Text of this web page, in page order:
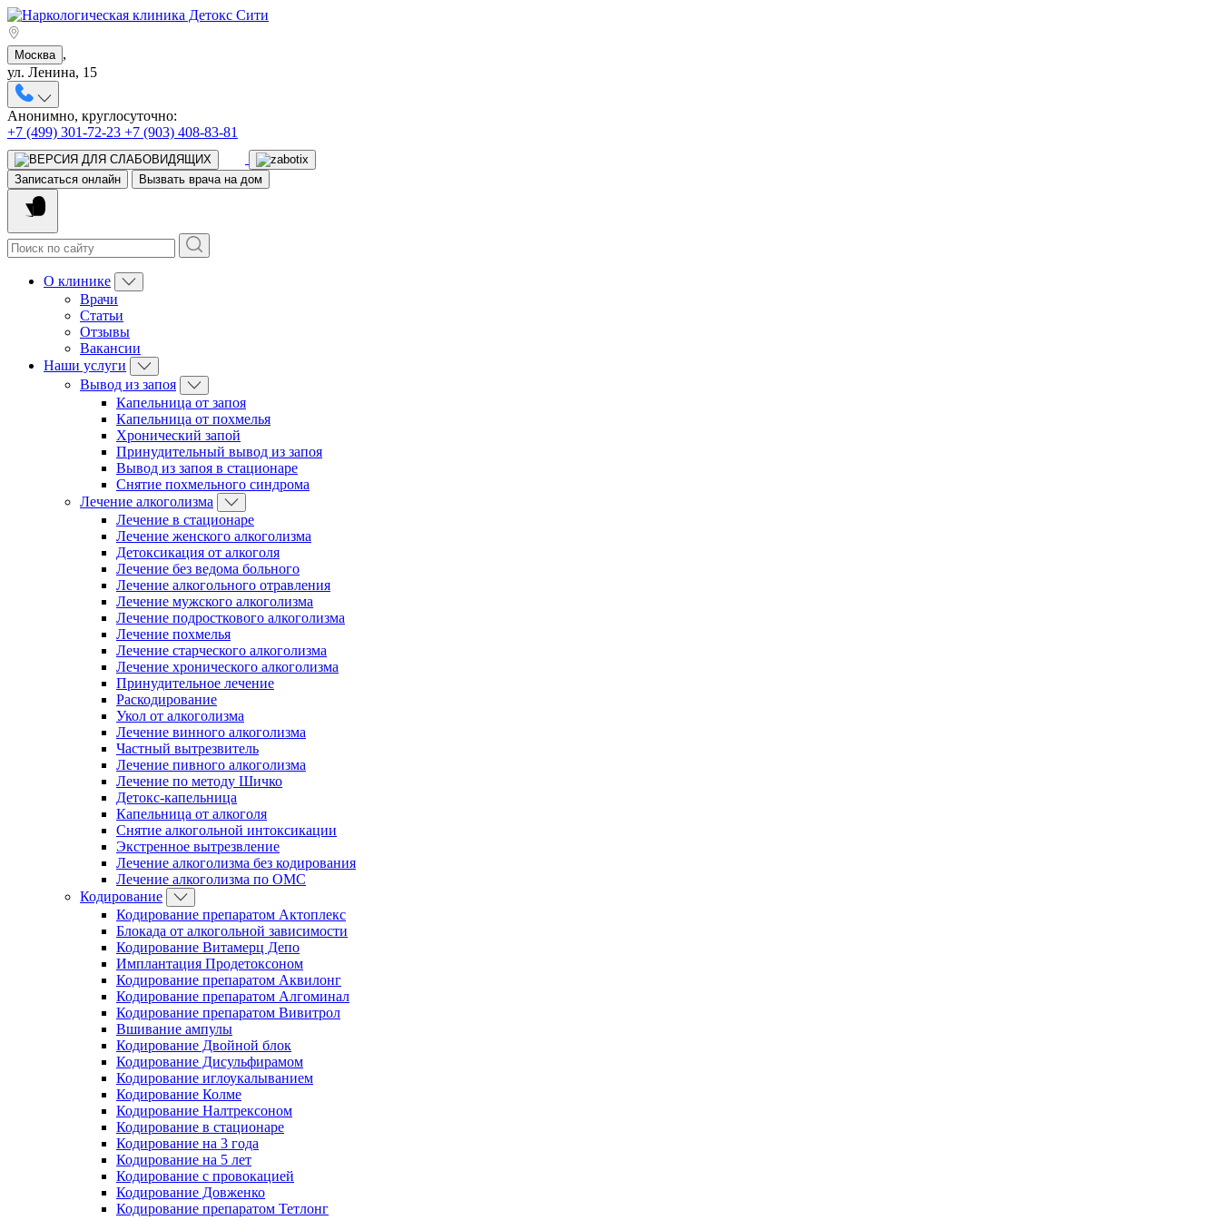
Москва ,
ул. Ленина, 15
Анонимно, круглосуточно:
+7 (499) 301-72-23 +7 (903) 408-83-81
Записаться онлайн Вызвать врача на дом
О клинике
Врачи
Статьи
Отзывы
Вакансии
Наши услуги
Вывод из запоя
Капельница от запоя
Капельница от похмелья
Хронический запой
Принудительный вывод из запоя
Вывод из запоя в стационаре
Снятие похмельного синдрома
Лечение алкоголизма
Лечение в стационаре
Лечение женского алкоголизма
Детоксикация от алкоголя
Лечение без ведома больного
Лечение алкогольного отравления
Лечение мужского алкоголизма
Лечение подросткового алкоголизма
Лечение похмелья
Лечение старческого алкоголизма
Лечение хронического алкоголизма
Принудительное лечение
Раскодирование
Укол от алкоголизма
Лечение винного алкоголизма
Частный вытрезвитель
Лечение пивного алкоголизма
Лечение по методу Шичко
Детокс-капельница
Капельница от алкоголя
Снятие алкогольной интоксикации
Экстренное вытрезвление
Лечение алкоголизма без кодирования
Лечение алкоголизма по ОМС
Кодирование
Кодирование препаратом Актоплекс
Блокада от алкогольной зависимости
Кодирование Витамерц Депо
Имплантация Продетоксоном
Кодирование препаратом Аквилонг
Кодирование препаратом Алгоминал
Кодирование препаратом Вивитрол
Вшивание ампулы
Кодирование Двойной блок
Кодирование Дисульфирамом
Кодирование иглоукалыванием
Кодирование Колме
Кодирование Налтрексоном
Кодирование в стационаре
Кодирование на 3 года
Кодирование на 5 лет
Кодирование с провокацией
Кодирование Довженко
Кодирование препаратом Тетлонг